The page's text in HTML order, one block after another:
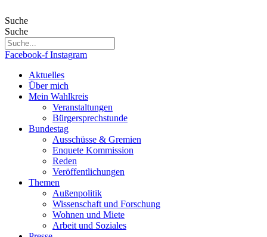
Inhalt
wechseln
Suche
Suche
Facebook-f Instagram
Aktuelles
Über mich
Mein Wahlkreis
Veranstaltungen
Bürgersprechstunde
Bundestag
Ausschüsse & Gremien
Enquete Kommission
Reden
Veröffentlichungen
Themen
Außenpolitik
Wissenschaft und Forschung
Wohnen und Miete
Arbeit und Soziales